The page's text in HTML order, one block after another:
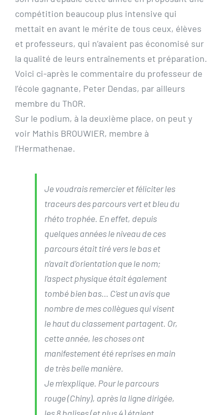
compétition beaucoup plus intensive qui
mettait en avant le mérite de tous ceux, élèves
et professeurs, qui n’avaient pas économisé sur
la qualité de leurs entraînements et préparation.
Voici ci-après le commentaire du professeur de
l’école gagnante, Peter Dendas, par ailleurs
membre du ThOR.
Sur le podium, à la deuxième place, on peut y
voir Mathis BROUWIER, membre à
l’Hermathenae.
Je voudrais remercier et féliciter les
traceurs des parcours vert et bleu du
rhéto trophée. En effet, depuis
quelques années le niveau de ces
parcours était tiré vers le bas et
n’avait d’orientation que le nom;
l’aspect physique était également
tombé bien bas… C’est un avis que
nombre de mes collègues qui visent
le haut du classement partagent. Or,
cette année, les choses ont
manifestement été reprises en main
de très belle manière.
Je m’explique. Pour le parcours
rouge (Chiny), après la ligne dirigée,